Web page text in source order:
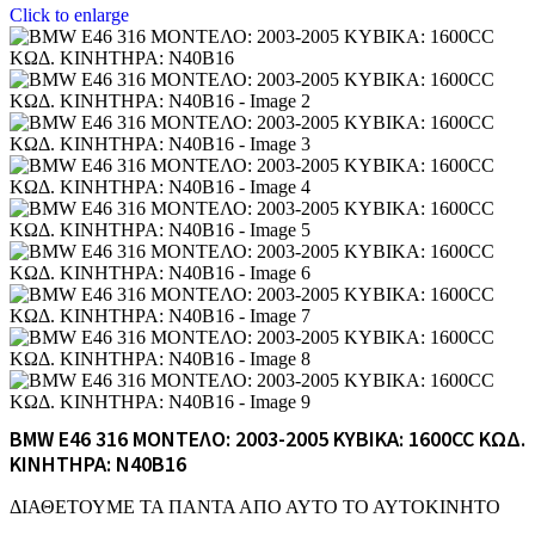
Click to enlarge
BMW E46 316 ΜΟΝΤΕΛΟ: 2003-2005 ΚΥΒΙΚΑ: 1600CC ΚΩΔ.
ΚΙΝΗΤΗΡΑ: N40B16
ΔΙΑΘΕΤΟΥΜΕ ΤΑ ΠΑΝΤΑ ΑΠΟ ΑΥΤΟ ΤΟ ΑΥΤΟΚΙΝΗΤΟ